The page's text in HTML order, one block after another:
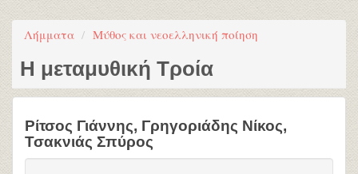
Λήμματα Μύθος και νεοελληνική ποίηση
Η μεταμυθική Τροία
Ρίτσος Γιάννης, Γρηγοριάδης Νίκος,
Τσακνιάς Σπύρος